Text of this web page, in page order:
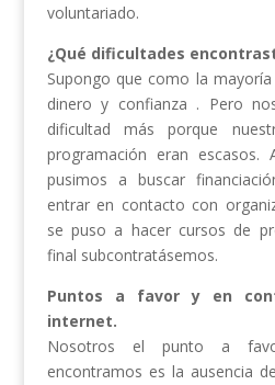
voluntariado.
¿Qué dificultades
Supongo que como la
dinero y confianza . Pero
dificultad más porque
programación eran
pusimos a buscar
entrar en contacto con
se puso a hacer cursos de
final subcontratásemos.
Puntos a favor y en
internet.
Nosotros el punto a
encontramos es la ausencia